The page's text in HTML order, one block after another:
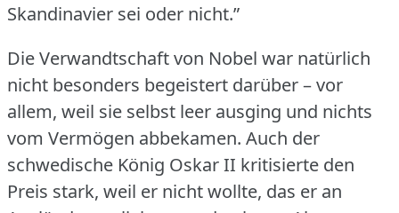
Skandinavier sei oder nicht.”
Die Verwandtschaft von Nobel war natürlich
nicht besonders begeistert darüber – vor
allem, weil sie selbst leer ausging und nichts
vom Vermögen abbekamen. Auch der
schwedische König Oskar II kritisierte den
Preis stark, weil er nicht wollte, das er an